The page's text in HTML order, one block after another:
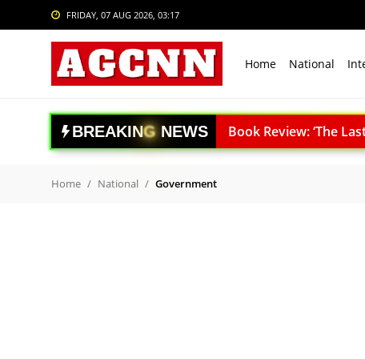
FRIDAY, 07 AUG 2026, 03:17
Home National
Login Register
National
International
BREAKING NEWS
Book Review: ‘The Last
Agni-4 Missile Test: भारत
RSS प्रमुख मोहन भागवत
Home National Government